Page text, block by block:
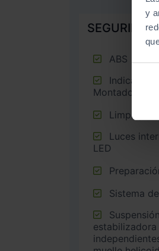
y
SEGURIDAD
ABS
Montado en la
LED
Sistema